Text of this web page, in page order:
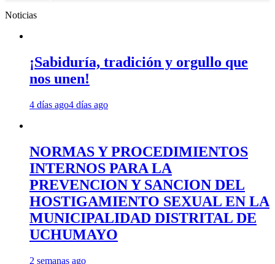
Noticias
¡Sabiduría, tradición y orgullo que
nos unen!
4 días ago4 días ago
NORMAS Y PROCEDIMIENTOS
INTERNOS PARA LA
PREVENCION Y SANCION DEL
HOSTIGAMIENTO SEXUAL EN LA
MUNICIPALIDAD DISTRITAL DE
UCHUMAYO
2 semanas ago